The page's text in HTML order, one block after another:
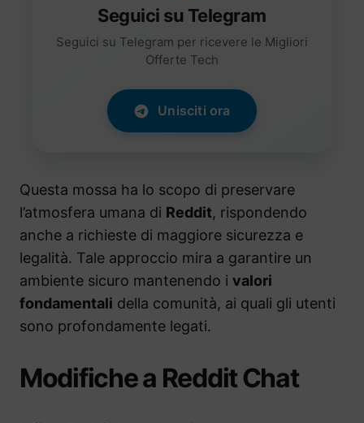
Seguici su Telegram
Seguici su Telegram per ricevere le Migliori
Offerte Tech
Unisciti ora
Questa mossa ha lo scopo di preservare
l’atmosfera umana di Reddit, rispondendo
anche a richieste di maggiore sicurezza e
legalità. Tale approccio mira a garantire un
ambiente sicuro mantenendo i valori
fondamentali della comunità, ai quali gli utenti
sono profondamente legati.
Modifiche a Reddit Chat